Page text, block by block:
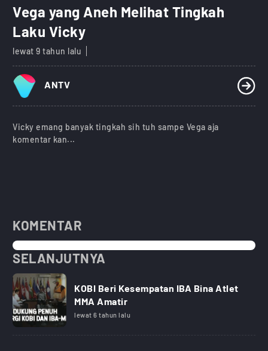
Vega yang Aneh Melihat Tingkah
Laku Vicky
lewat 9 tahun lalu
ANTV
Vicky emang banyak tingkah sih tuh sampe Vega aja
komentar kan...
KOMENTAR
SELANJUTNYA
KOBI Beri Kesempatan IBA Bina Atlet
MMA Amatir
lewat 6 tahun lalu